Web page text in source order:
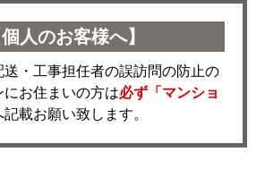
個人のお客様へ】
・工事担任者の誤訪問の防止の
お住まいの方は必ず「マンショ
記載お願い致します。